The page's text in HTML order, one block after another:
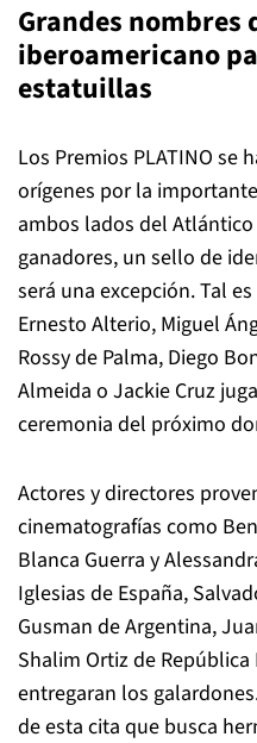
Grandes nombres
iberoamericano
estatuillas
Los Premios PLATINO se
orígenes por la
ambos lados del
ganadores, un sello de
será una excepción. Tal
Ernesto Alterio, Miguel
Rossy de Palma, Diego
Almeida o Jackie Cruz
ceremonia del próximo
Actores y directores
cinematografías como
Blanca Guerra y
Iglesias de España,
Gusman de Argentina,
Shalim Ortiz de
entregaran los
de esta cita que busca